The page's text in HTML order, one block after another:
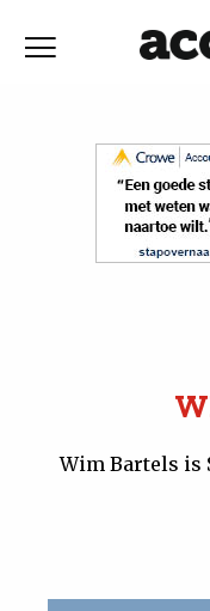
Wim Bartels is
RELEVANTIEDATUM